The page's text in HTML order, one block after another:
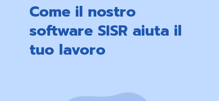
Come il nostro
software SISR aiuta il
tuo lavoro